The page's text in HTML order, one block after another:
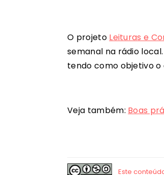
O projeto Leituras e
semanal na rádio
tendo como objetivo o
Veja também: Boas